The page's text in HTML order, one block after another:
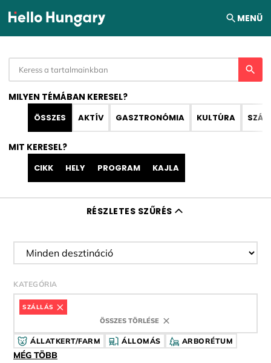
Ugrás a tartalomhoz MENÜ
MILYEN TÉMÁBAN KERESEL?
ÖSSZES AKTÍV GASZTRONÓMIA KULTÚRA
MIT KERESEL?
CIKK HELY PROGRAM KAJLA
RÉSZLETES SZŰRÉS
Desztináció szűrése
KATEGÓRIA
SZÁLLÁS
ÖSSZES TÖRLÉSE
ÁLLATKERT/FARM ÁLLOMÁS ARBORÉTUM
MÉG TÖBB